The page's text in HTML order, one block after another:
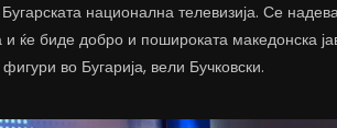
национална телевизија. Се
и ќе биде добро и пошироката македонска
во Бугарија, вели Бучковски.